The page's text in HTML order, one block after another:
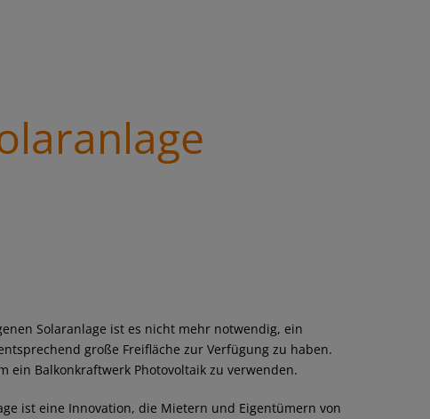
Solaranlage ist es nicht mehr notwendig, ein
große Freifläche zur Verfügung zu haben.
ein Balkonkraftwerk Photovoltaik zu verwenden.
ist eine Innovation, die Mietern und Eigentümern von